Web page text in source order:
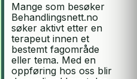
Mange som besøker
Behandlingsnett.no
søker aktivt etter en
terapeut innen et
bestemt fagområde
eller tema. Med en
oppføring hos oss blir